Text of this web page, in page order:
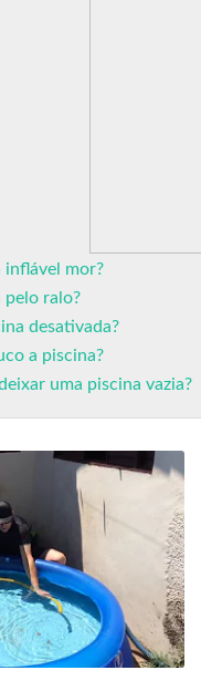
inflável mor?
pelo ralo?
desativada?
a piscina?
uma piscina vazia?